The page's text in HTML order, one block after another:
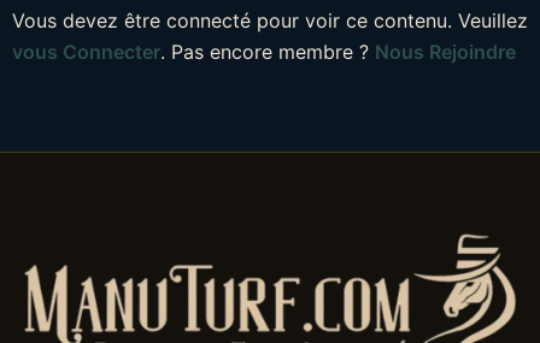
Vous devez être connecté pour voir ce contenu. Veuillez
vous Connecter. Pas encore membre ? Nous Rejoindre